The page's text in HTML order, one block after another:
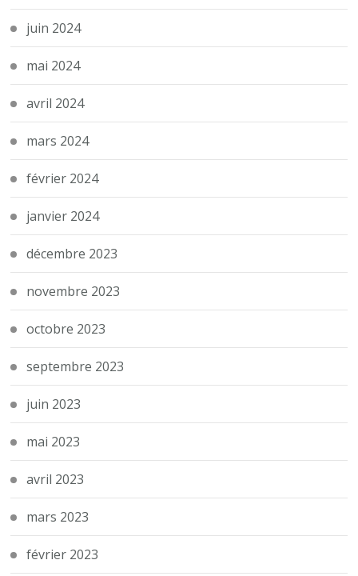
juin 2024
mai 2024
avril 2024
mars 2024
février 2024
janvier 2024
décembre 2023
novembre 2023
octobre 2023
septembre 2023
juin 2023
mai 2023
avril 2023
mars 2023
février 2023